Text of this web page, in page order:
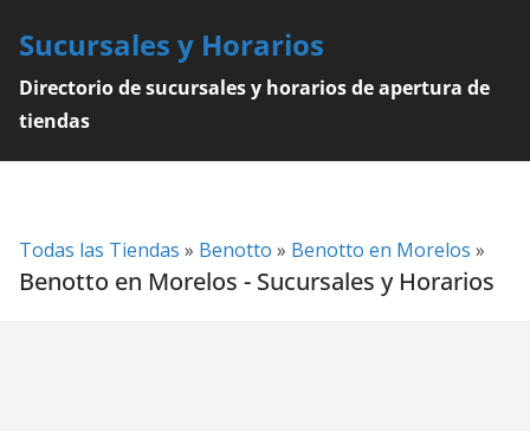
content
Sucursales y Horarios
Directorio de sucursales y horarios de apertura de
tiendas
Todas las Tiendas » Benotto » Benotto en Morelos »
Benotto en Morelos - Sucursales y Horarios